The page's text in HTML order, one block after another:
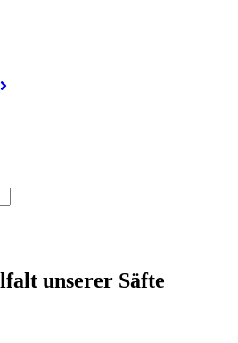
unserer Säfte